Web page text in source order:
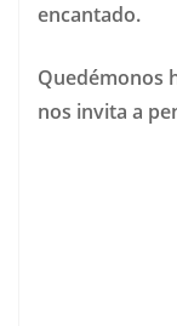
encantado.
Quedémonos
nos invita a